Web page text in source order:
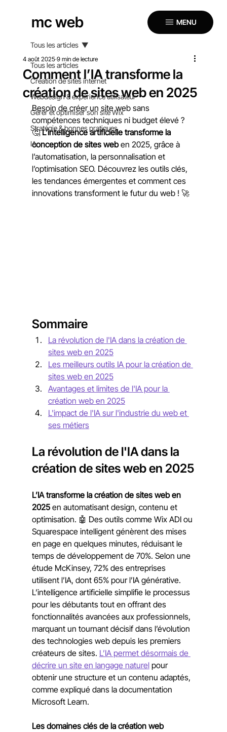
mc web MENU
Tous les articles
Création de sites internet
Webdesign & expérience utilisateur
Gérer et optimiser son site Wix
Stratégie & bonnes pratiques
IA
Tous les articles
Comment l’IA transforme la
création de sites web en 2025
4 août 2025 9 min de lecture
Besoin de créer un site web sans
compétences techniques ni budget élevé ?
🤔 L’intelligence artificielle transforme la
conception de sites web en 2025, grâce à
l’automatisation, la personnalisation et
l’optimisation SEO. Découvrez les outils clés,
les tendances émergentes et comment ces
innovations transforment le futur du web ! 🚀
Sommaire
La révolution de l'IA dans la création de
sites web en 2025
Les meilleurs outils IA pour la création de
sites web en 2025
Avantages et limites de l'IA pour la
création web en 2025
L'impact de l'IA sur l'industrie du web et
ses métiers
La révolution de l'IA dans la
création de sites web en 2025
L’IA transforme la création de sites web en
2025 en automatisant design, contenu et
optimisation. 🤖 Des outils comme Wix ADI ou
Squarespace intelligent génèrent des mises
en page en quelques minutes, réduisant le
temps de développement de 70%. Selon une
étude McKinsey, 72% des entreprises
utilisent l’IA, dont 65% pour l’IA générative.
L’intelligence artificielle simplifie le processus
pour les débutants tout en offrant des
fonctionnalités avancées aux professionnels,
marquant un tournant décisif dans l’évolution
des technologies web depuis les premiers
créateurs de sites. L’IA permet désormais de
décrire un site en langage naturel pour
obtenir une structure et un contenu adaptés,
comme expliqué dans la documentation
Microsoft Learn.
Les domaines clés de la création web